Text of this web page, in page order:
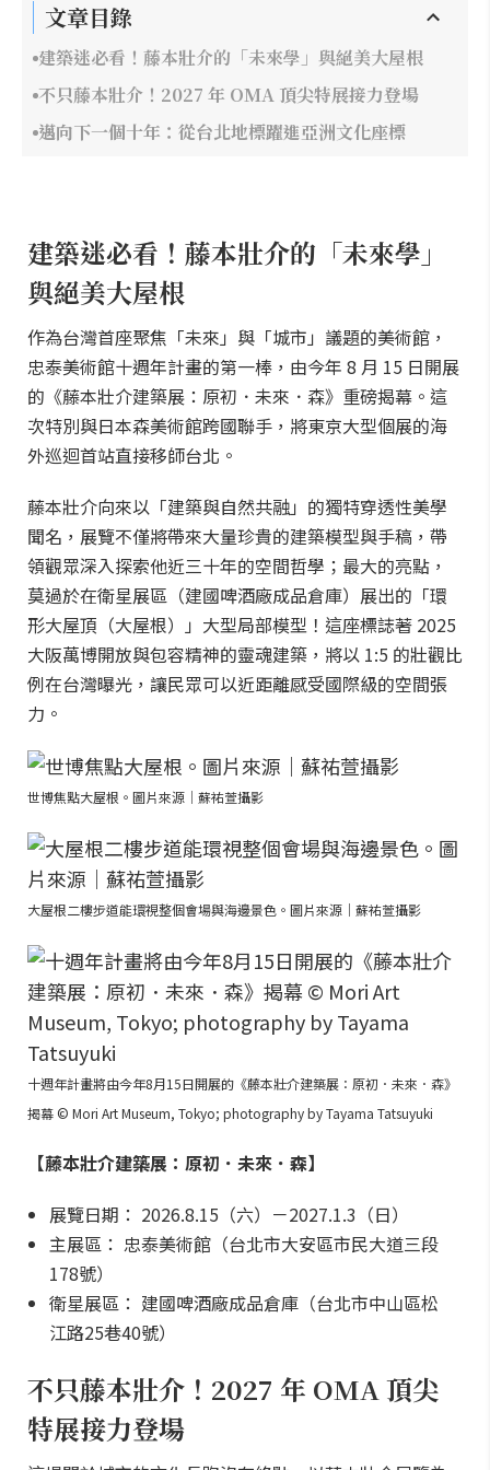
文章目錄
建築迷必看！藤本壯介的「未來學」與絕美大屋根
不只藤本壯介！2027 年 OMA 頂尖特展接力登場
邁向下一個十年：從台北地標躍進亞洲文化座標
建築迷必看！藤本壯介的「未來學」
與絕美大屋根
作為台灣首座聚焦「未來」與「城市」議題的美術館，
忠泰美術館十週年計畫的第一棒，由今年 8 月 15 日開展
的《藤本壯介建築展：原初．未來．森》重磅揭幕。這
次特別與日本森美術館跨國聯手，將東京大型個展的海
外巡迴首站直接移師台北。
藤本壯介向來以「建築與自然共融」的獨特穿透性美學
聞名，展覽不僅將帶來大量珍貴的建築模型與手稿，帶
領觀眾深入探索他近三十年的空間哲學；最大的亮點，
莫過於在衛星展區（建國啤酒廠成品倉庫）展出的「環
形大屋頂（大屋根）」大型局部模型！這座標誌著 2025
大阪萬博開放與包容精神的靈魂建築，將以 1:5 的壯觀比
例在台灣曝光，讓民眾可以近距離感受國際級的空間張
力。
世博焦點大屋根。圖片來源｜蘇祐萱攝影
大屋根二樓步道能環視整個會場與海邊景色。圖片來源｜蘇祐萱攝影
十週年計畫將由今年8月15日開展的《藤本壯介建築展：原初．未來．森》
揭幕 © Mori Art Museum, Tokyo; photography by Tayama Tatsuyuki
【藤本壯介建築展：原初．未來．森】
展覽日期： 2026.8.15（六）－2027.1.3（日）
主展區： 忠泰美術館（台北市大安區市民大道三段
178號）
衛星展區： 建國啤酒廠成品倉庫（台北市中山區松
江路25巷40號）
不只藤本壯介！2027 年 OMA 頂尖
特展接力登場